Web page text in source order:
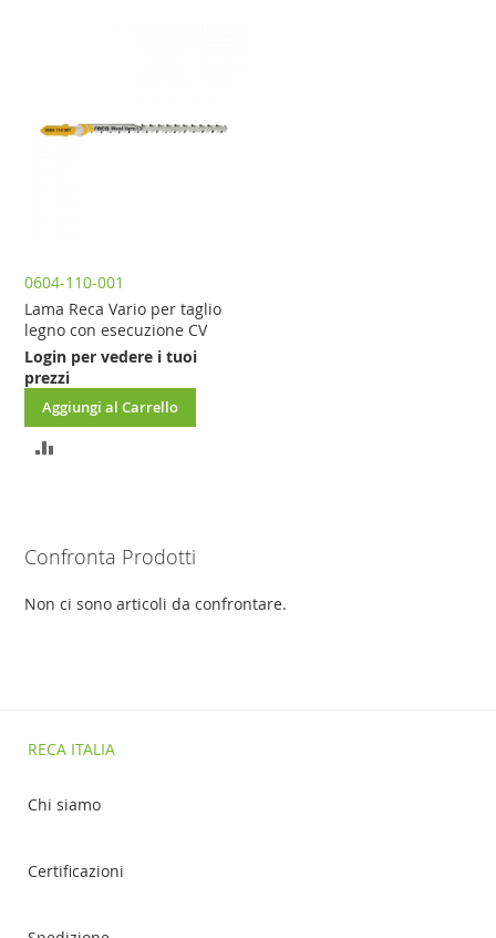
0604-110-001
Lama Reca Vario per taglio
legno con esecuzione CV
Login per vedere i tuoi
prezzi
Aggiungi al Carrello
AGGIUNGI
Confronta Prodotti
Non ci sono articoli da confrontare.
RECA ITALIA
Chi siamo
Certificazioni